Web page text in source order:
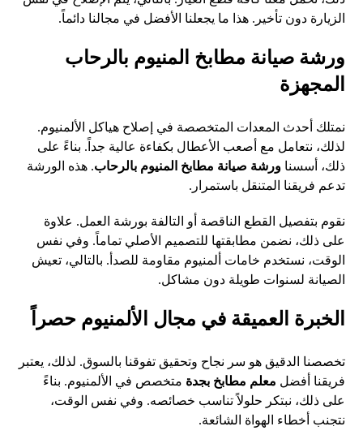
الزيارة دون تأخير. هذا ما يجعلنا الأفضل في مجالنا دائماً.
ورشة صيانة مطابخ المنيوم بالرحاب
المجهزة
نمتلك أحدث المعدات المتخصصة في إصلاح هياكل الألمنيوم.
لذلك، نتعامل مع أصعب الأعطال بكفاءة عالية جداً. بناءً على
ذلك، أسسناورشة صيانة مطابخ المنيوم بالرحاب. هذه الورشة
تدعم فريقنا المتنقل باستمرار.
نقوم بتفصيل القطع الناقصة أو التالفة بورشة العمل. علاوة
على ذلك، نضمن مطابقتها للتصميم الأصلي تماماً. وفي نفس
الوقت، نستخدم خامات ألمنيوم مقاومة للصدأ. بالتالي، تعيش
الصيانة لسنوات طويلة دون مشاكل.
الخبرة العميقة في مجال الألمنيوم حصراً
تخصصنا الدقيق هو سر نجاح وتحقيق تفوقنا بالسوق. لذلك، يعتبر
فريقنا أفضل معلم مطابخ بجدة متخصص في الألمنيوم. بناءً
على ذلك، نبتكر حلولاً تناسب خصائصه. وفي نفس الوقت،
نتجنب أخطاء الهواة الشائعة.